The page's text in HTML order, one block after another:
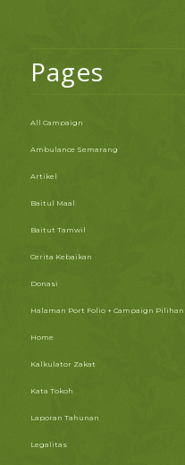
Pages
All Campaign
Ambulance Semarang
Artikel
Baitul Maal
Baitut Tamwil
Cerita Kebaikan
Donasi
Halaman Port Folio + Campaign Pilihan
Home
Kalkulator Zakat
Kata Tokoh
Laporan Tahunan
Legalitas